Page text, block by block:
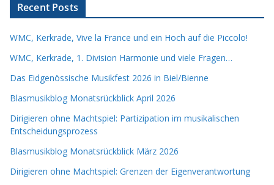
Recent Posts
WMC, Kerkrade, Vive la France und ein Hoch auf die Piccolo!
WMC, Kerkrade, 1. Division Harmonie und viele Fragen…
Das Eidgenössische Musikfest 2026 in Biel/Bienne
Blasmusikblog Monatsrückblick April 2026
Dirigieren ohne Machtspiel: Partizipation im musikalischen
Entscheidungsprozess
Blasmusikblog Monatsrückblick März 2026
Dirigieren ohne Machtspiel: Grenzen der Eigenverantwortung